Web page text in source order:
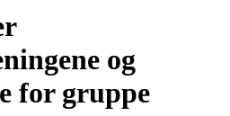
og
for gruppe